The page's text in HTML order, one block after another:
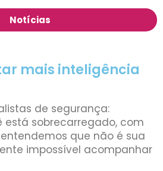
Notícias
mais inteligência
de segurança:
está sobrecarregado, com
que não é sua
impossível acompanhar